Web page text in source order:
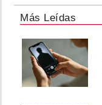
Más Leídas